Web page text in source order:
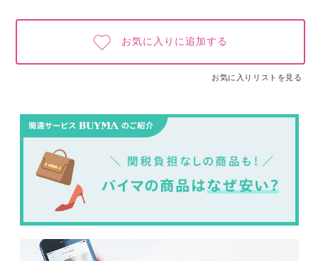
お気に入りに追加する
お気に入りリストを見る